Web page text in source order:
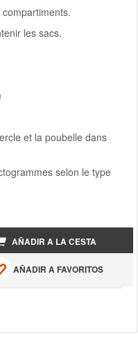
les sacs.
et la poubelle dans
selon le type
AÑADIR A LA CESTA
AÑADIR A FAVORITOS